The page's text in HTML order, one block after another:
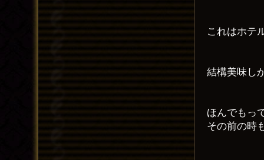
これはホテ
結構美味し
ほんでもっ
その前の時